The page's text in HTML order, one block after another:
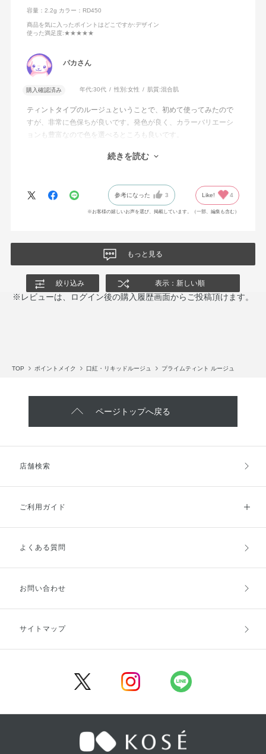
容量：2.2g カラー：RD450
商品を気に入ったポイントはどこですか:デザイン
使った満足度:★★★★★
パカさん
購入確認済み 年代:30代 性別:女性 肌質:混合肌
ティントタイプのルージュということで、初めて使ってみたので
すが、非常に色保ちが良いです。発色が良く、カラーバリエーシ
ョンも豊富なので色を選べるところも良いです。
メルティレッド（RD450）を買ってみたのですが、暗すぎず色味
上がるので、とても満足しています。引き続きリピートしたい思
います。
続きを読む
参考になった 3 Like! 4
※お客様の嬉しいお声を選び、掲載しています。（一部、編集も含む）
もっと見る
絞り込み 表示：新しい順
※レビューは、ログイン後の購入履歴画面からご投稿頂けます。
TOP ポイントメイク 口紅・リキッドルージュ プライムティント ルージュ
ページトップへ戻る
店舗検索
ご利用ガイド
ご利用ガイドトップ
お支払方法
キャンセル・返品・交換
よくある質問
お問い合わせ
サイトマップ